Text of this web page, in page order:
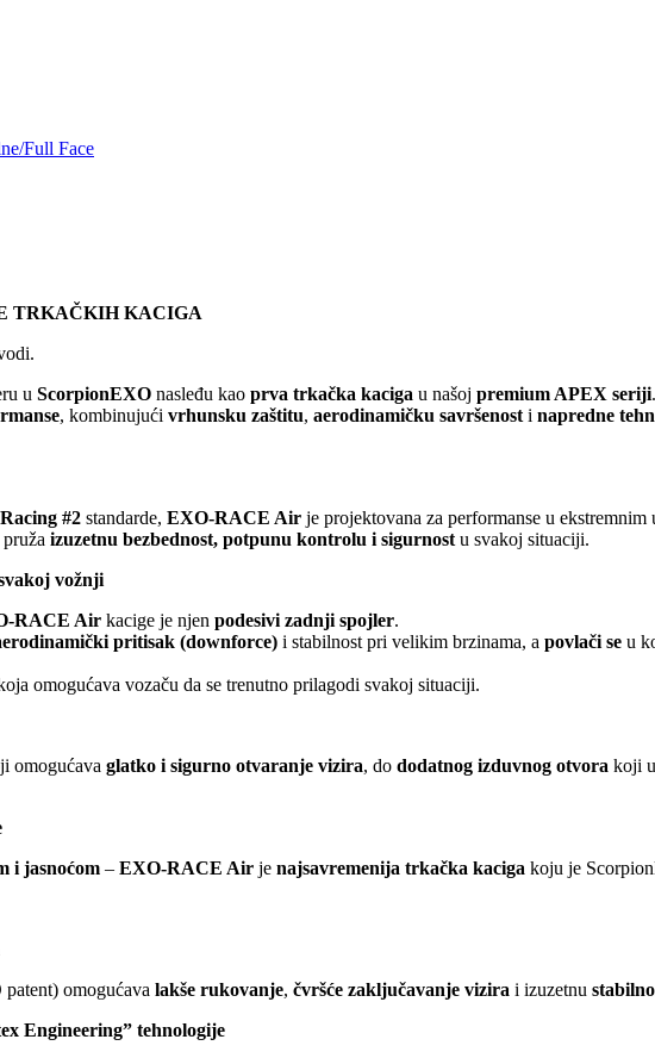
Full Face
TRKAČKIH KACIGA
u ScorpionEXO nasleđu kao prva trkačka kaciga u našoj premium APEX seriji.
, kombinujući vrhunsku zaštitu, aerodinamičku savršenost i napredne
#2 standarde, EXO-RACE Air je projektovana za performanse u ekstremnim
izuzetnu bezbednost, potpunu kontrolu i sigurnost u svakoj situaciji.
vožnji
RACE Air kacige je njen podesivi zadnji spojler.
pritisak (downforce) i stabilnost pri velikim brzinama, a povlači se u
omogućava vozaču da se trenutno prilagodi svakoj situaciji.
omogućava glatko i sigurno otvaranje vizira, do dodatnog izduvnog otvora koji
i jasnoćom – EXO-RACE Air je najsavremenija trkačka kaciga koju je
omogućava lakše rukovanje, čvršće zaključavanje vizira i izuzetnu
Engineering” tehnologije